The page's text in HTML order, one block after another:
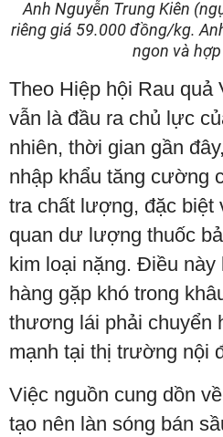
Anh Nguyễn Trung Kiên
riêng giá 59.000 đồng/kg.
ngon và
Theo Hiệp hội Rau quả
vẫn là đầu ra chủ lực
nhiên, thời gian gần
nhập khẩu tăng cường
tra chất lượng, đặc biệt
quan dư lượng thuốc
kim loại nặng. Điều này
hàng gặp khó trong
thương lái phải chuyển
mạnh tại thị trường nội
Việc nguồn cung dồn
tạo nên làn sóng bán